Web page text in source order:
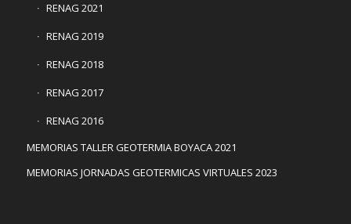
RENAG 2021
RENAG 2019
RENAG 2018
RENAG 2017
RENAG 2016
MEMORIAS TALLER GEOTERMIA BOYACA 2021
MEMORIAS JORNADAS GEOTERMICAS VIRTUALES 2023